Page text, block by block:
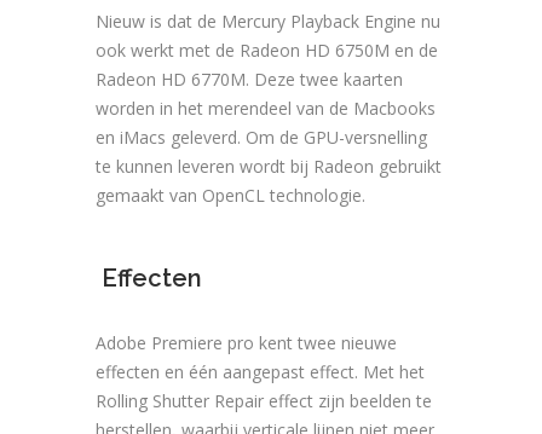
Nieuw is dat de Mercury Playback Engine nu
ook werkt met de Radeon HD 6750M en de
Radeon HD 6770M. Deze twee kaarten
worden in het merendeel van de Macbooks
en iMacs geleverd. Om de GPU-versnelling
te kunnen leveren wordt bij Radeon gebruikt
gemaakt van OpenCL technologie.
Effecten
Adobe Premiere pro kent twee nieuwe
effecten en één aangepast effect. Met het
Rolling Shutter Repair effect zijn beelden te